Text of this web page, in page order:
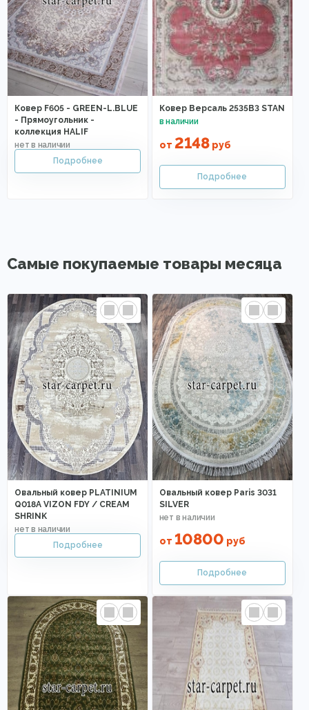
Ковер F605 - GREEN-L.BLUE
- Прямоугольник -
коллекция HALIF
Ковер Версаль 2535B3 STAN
от 2148руб
Самые покупаемые товары месяца
Овальный ковер PLATINIUM
Q018A VIZON FDY / CREAM
SHRINK
Овальный ковер Paris 3031
SILVER
от 10800 руб